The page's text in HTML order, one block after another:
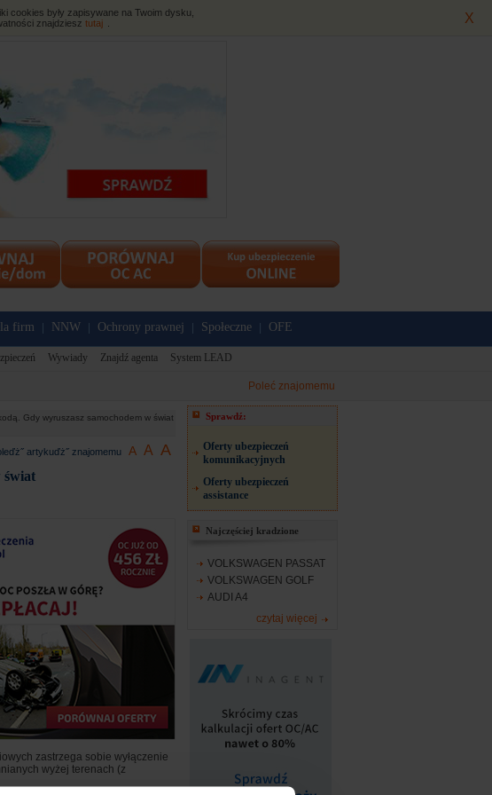
X
cookies były zapisywane na Twoim dysku,
znajdziesz tutaj
firm NNW Ochrony prawnej Społeczne OFE
Wywiady Znajdź agenta System LEAD
Poleć znajomemu
Gdy wyruszasz samochodem w świat
artykuďż˝ znajomemu A A A
świat
zastrzega sobie wyłączenie
wyżej terenach (z
Sprawdź:
Oferty ubezpieczeń
komunikacyjnych
Oferty ubezpieczeń
assistance
Najczęściej kradzione
VOLKSWAGEN PASSAT
VOLKSWAGEN GOLF
AUDI A4
czytaj więcej